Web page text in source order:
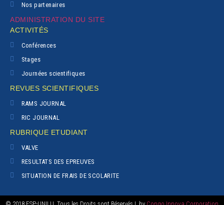
Nos partenaires
ADMINISTRATION DU SITE
ACTIVITÉS
Conférences
Stages
Journées scientifiques
REVUES SCIENTIFIQUES
RAMS JOURNAL
RIC JOURNAL
RUBRIQUE ETUDIANT
VALVE
RESULTATS DES EPREUVES
SITUATION DE FRAIS DE SCOLARITE